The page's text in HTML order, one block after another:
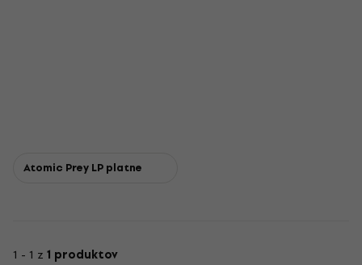
Atomic Prey LP platne
1 - 1 z 1 produktov